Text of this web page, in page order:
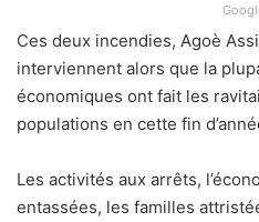
Ces deux incendies, Agoè
interviennent alors que la
économiques ont fait les
populations en cette fin
Les activités aux arrêts,
entassées, les familles